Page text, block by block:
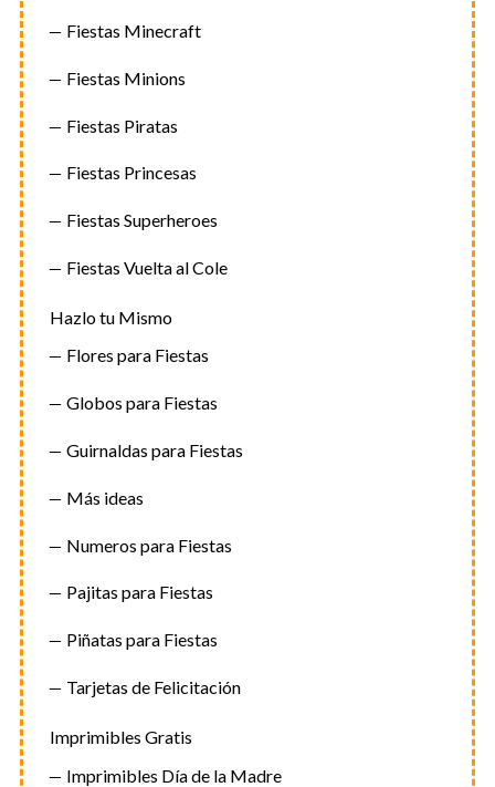
Fiestas Minecraft
Fiestas Minions
Fiestas Piratas
Fiestas Princesas
Fiestas Superheroes
Fiestas Vuelta al Cole
Hazlo tu Mismo
Flores para Fiestas
Globos para Fiestas
Guirnaldas para Fiestas
Más ideas
Numeros para Fiestas
Pajitas para Fiestas
Piñatas para Fiestas
Tarjetas de Felicitación
Imprimibles Gratis
Imprimibles Día de la Madre